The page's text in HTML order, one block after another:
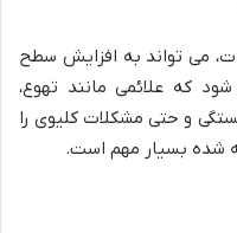
می تواند به افزایش سطح
که علائمی مانند تهوع،
و حتی مشکلات کلیوی را
شده بسیار مهم است.